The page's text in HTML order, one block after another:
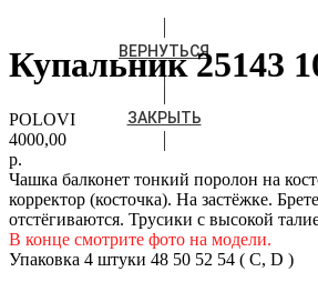
ВЕРНУТЬСЯ
ЗАКРЫТЬ
Купальник 25143
POLOVI
4000,00
р.
Чашка балконет тонкий поролон на
корректор (косточка). На застёжке.
отстёгиваются. Трусики с высокой
В конце смотрите фото на модели.
Упаковка 4 штуки 48 50 52 54 ( С, D )